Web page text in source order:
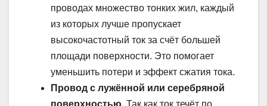
проводах множество тонких жил, каждый
из которых лучше пропускает
высокочастотный ток за счёт большей
площади поверхности. Это помогает
уменьшить потери и эффект сжатия тока.
Провод с лужённой или серебряной